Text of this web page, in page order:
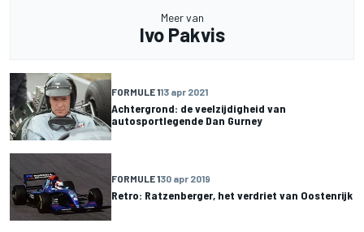
Meer van
Ivo Pakvis
FORMULE 113 apr 2021
Achtergrond: de veelzijdigheid van
autosportlegende Dan Gurney
FORMULE 130 apr 2019
Retro: Ratzenberger, het verdriet van Oostenrijk